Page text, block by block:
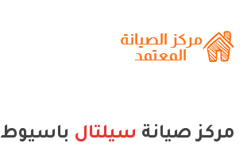
مركز صيانة سيلتال باسيوط